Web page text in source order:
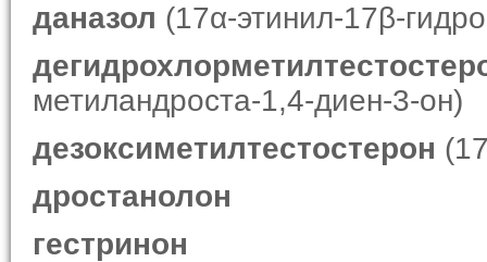
даназол (17α-этинил-17β-
метиландроста-1,4-диен-3-он)
дезоксиметилтестостерон
дростанолон
гестринон